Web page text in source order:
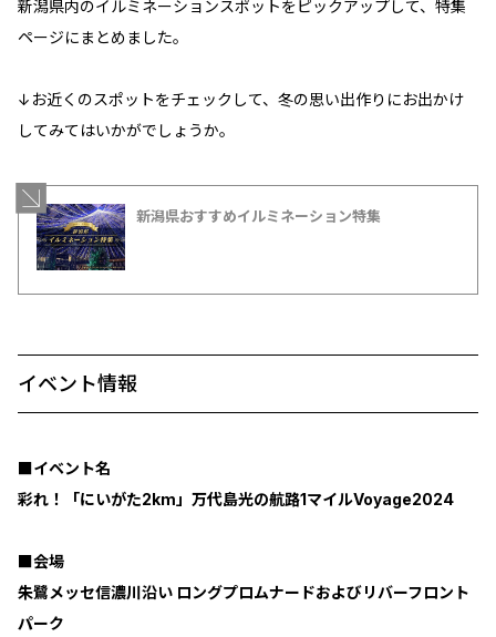
新潟県内のイルミネーションスポットをピックアップして、特集
ページにまとめました。
↓お近くのスポットをチェックして、冬の思い出作りにお出かけ
してみてはいかがでしょうか。
新潟県おすすめイルミネーション特集
イベント情報
■イベント名
彩れ！「にいがた2km」万代島光の航路1マイルVoyage2024
■会場
朱鷺メッセ信濃川沿い ロングプロムナードおよびリバーフロント
パーク